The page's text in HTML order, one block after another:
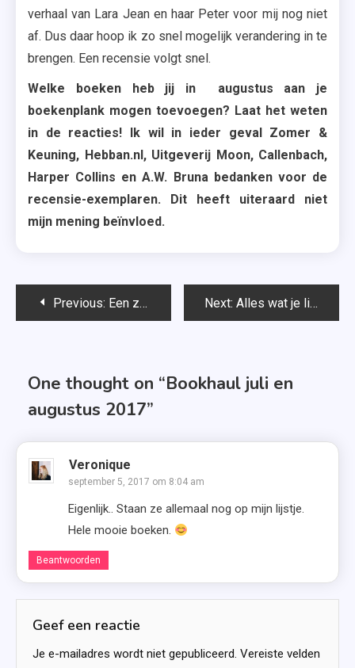
verhaal van Lara Jean en haar Peter voor mij nog niet
af. Dus daar hoop ik zo snel mogelijk verandering in te
brengen. Een recensie volgt snel.
Welke boeken heb jij in augustus aan je
boekenplank mogen toevoegen? Laat het weten
in de reacties! Ik wil in ieder geval Zomer &
Keuning, Hebban.nl, Uitgeverij Moon, Callenbach,
Harper Collins en A.W. Bruna bedanken voor de
recensie-exemplaren. Dit heeft uiteraard niet
mijn mening beïnvloed.
Bericht
Previous: Een zomer in Parijs – Denise Grover Swank Next: Alles wat je lief is – Nicola Yoon
One thought on “Bookhaul juli en
augustus 2017”
Veronique
september 5, 2017 om 8:04 am
Eigenlijk.. Staan ze allemaal nog op mijn lijstje.
Hele mooie boeken.
Beantwoorden
Geef een reactie
Je e-mailadres wordt niet gepubliceerd. Vereiste velden